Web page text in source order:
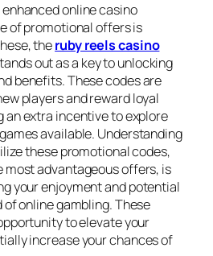
online casino
of promotional offers is
theruby reels casino
out as a key to unlocking
benefits. These codes are
players and reward loyal
an extra incentive to explore
available. Understanding
these promotional codes,
most advantageous offers, is
your enjoyment and potential
online gambling. These
to elevate your
increase your chances of